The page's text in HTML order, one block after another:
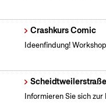
Crashkurs Comic
Ideenfindung!
Informieren Sie sich zur